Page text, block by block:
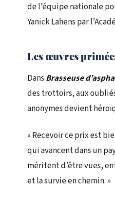
de l’équipe nationale
Yanick Lahens par
Les œuvres
Dans Brasseuse
des trottoirs, aux
anonymes devient
« Recevoir ce prix est
qui avancent dans un
méritent d’être vues,
et la survie en chemin. »